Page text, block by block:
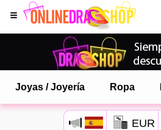
Joyas / Joyería Ropa
EUR